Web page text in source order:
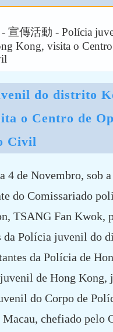
- 宣傳活動 - Polícia
Kong, visita o Centro
do distrito
o Centro de
Civil
4 de Novembro, sob
do Comissariado
TSANG Fan Kwok,
da Polícia juvenil do
da Polícia de
de Hong Kong,
do Corpo de
Macau, chefiado pelo